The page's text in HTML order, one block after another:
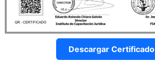
Descargar Certificado